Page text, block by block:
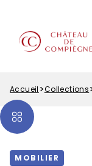
contenu
principal
Fil
d'Ariane
Accueil Collections
MOBILIER